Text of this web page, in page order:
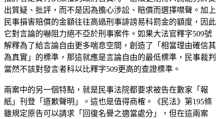
出質疑、批評，而不是因為擔心涉訟、賠償而選擇噤聲。加上
民事損害賠償的金額往往高過刑事誹謗易科罰金的額度，因此
它對言論的嚇阻力絕不亞於刑事案件。如果大法官釋字509號
解釋為了給言論自由更多喘息空間，創造了「相當理由確信其
為真實」的標準，那這就應是言論自由的最低標準，民事裁判
當然不該對發言者科以比釋字509更高的查證標準。
兩案中的另一個特點，就是民事法院都要求被告在數家「報
紙」刊登「道歉聲明」。這也是值得商榷。《民法》第195條
雖規定原告可以請求「回復名譽之適當處分」，但在這兩案